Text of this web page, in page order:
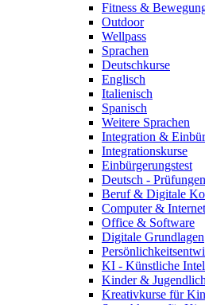
Fitness &
Outdoor
Wellpass
Sprachen
Deutschkurse
Englisch
Italienisch
Spanisch
Weitere Sprachen
Integration &
Integrationskurse
Einbürgerungstest
Deutsch - Prüfungen
Beruf & Digitale
Computer & Internet
Office & Software
Digitale Grundlagen
KI - Künstliche
Kinder &
Kreativkurse für